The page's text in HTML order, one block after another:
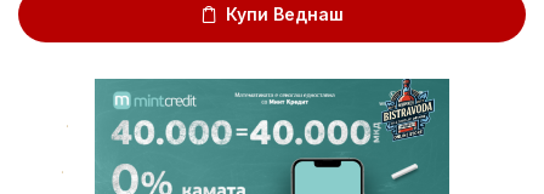
Купи Веднаш
.
.